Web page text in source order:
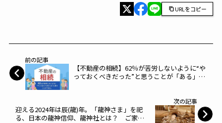
URLをコピー
前の記事
【不動産の相続】62％が苦労しないように“や
っておくべきだった”と思うことが「ある」～
次の記事
迎える2024年は辰(龍)年。「龍神さま」を祀
る、日本の龍神信仰、龍神社とは？ ご家庭